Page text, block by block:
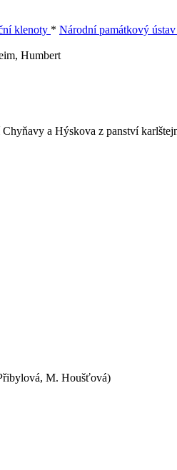
klenoty * Národní památkový ústav
Humbert
a Hýskova z panství
M. Houšťová)